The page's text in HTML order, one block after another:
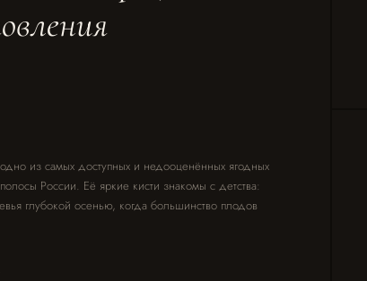
из самых доступных и недооценённых ягодных
России. Её яркие кисти знакомы с детства:
глубокой осенью, когда большинство плодов